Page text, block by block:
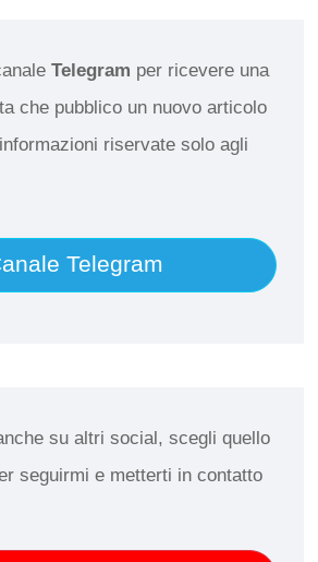
Telegram per ricevere una
che pubblico un nuovo articolo
riservate solo agli
Telegram
su altri social, scegli quello
seguirmi e metterti in contatto